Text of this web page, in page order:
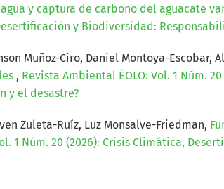
y captura de carbono del aguacate
y Biodiversidad:
Muñoz-Ciro, Daniel Montoya-Escobar,
, Revista Ambiental ÉOLO: Vol. 1 Núm.
y el desastre?
Zuleta-Ruíz, Luz Monsalve-Friedman,
1 Núm. 20 (2026): Crisis Climática,